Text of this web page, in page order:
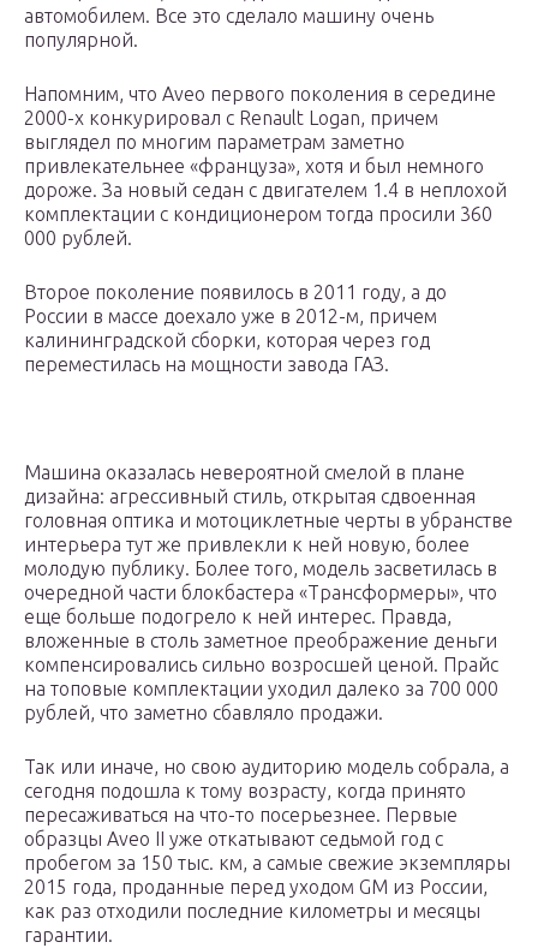
автомобилем. Все это сделало машину очень
популярной.
Напомним, что Aveo первого поколения в середине
2000-х конкурировал с Renault Logan, причем
выглядел по многим параметрам заметно
привлекательнее «француза», хотя и был немного
дороже. За новый седан с двигателем 1.4 в неплохой
комплектации с кондиционером тогда просили 360
000 рублей.
Второе поколение появилось в 2011 году, а до
России в массе доехало уже в 2012-м, причем
калининградской сборки, которая через год
переместилась на мощности завода ГАЗ.
Машина оказалась невероятной смелой в плане
дизайна: агрессивный стиль, открытая сдвоенная
головная оптика и мотоциклетные черты в убранстве
интерьера тут же привлекли к ней новую, более
молодую публику. Более того, модель засветилась в
очередной части блокбастера «Трансформеры», что
еще больше подогрело к ней интерес. Правда,
вложенные в столь заметное преображение деньги
компенсировались сильно возросшей ценой. Прайс
на топовые комплектации уходил далеко за 700 000
рублей, что заметно сбавляло продажи.
Так или иначе, но свою аудиторию модель собрала, а
сегодня подошла к тому возрасту, когда принято
пересаживаться на что-то посерьезнее. Первые
образцы Aveo II уже откатывают седьмой год с
пробегом за 150 тыс. км, а самые свежие экземпляры
2015 года, проданные перед уходом GM из России,
как раз отходили последние километры и месяцы
гарантии.